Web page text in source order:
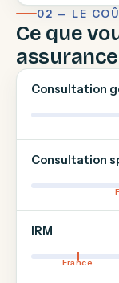
02 — LE
Ce que
assurance
Consultation
Consultation
IRM
France